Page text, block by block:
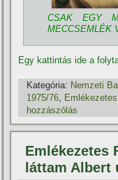
CSAK EGY
MECCSEMLÉK
Egy kattintás ide a
Kategória: Nemzeti
1975/76,
hozzászólás
Emlékezetes
láttam Albert